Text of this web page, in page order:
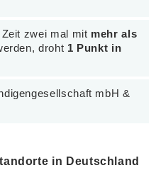
zwei mal mit mehr als
droht 1 Punkt in
mbH &
in Deutschland